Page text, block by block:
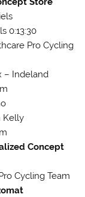
0:13:30
Pro Cycling
– Indeland
Kelly
Concept
Cycling Team